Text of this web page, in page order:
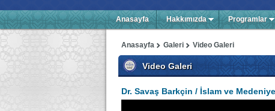
Anasayfa Hakkımızda Programlar
Video Galeri
Galeri
Anasayfa
Video Galeri
Dr. Savaş Barkçin / İslam ve